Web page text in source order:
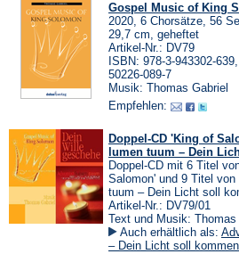
Gospel Music of King
2020, 6 Chorsätze, 56
29,7 cm, geheftet
Artikel-Nr.: DV79
ISBN: 978-3-943302-
50226-089-7
Musik: Thomas Gabriel
Empfehlen:
Doppel-CD 'King of
lumen tuum – Dein
Doppel-CD mit 6 Titel
Salomon' und 9 Titel
tuum – Dein Licht soll
Artikel-Nr.: DV79/01
Text und Musik: Thomas
Auch erhältlich als:
– Dein Licht soll